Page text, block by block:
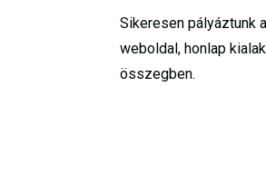
Sikeresen pályáztunk
weboldal, honlap
összegben.